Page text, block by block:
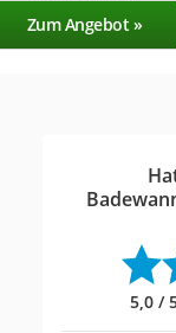
Zum Angebot »
5,0 /